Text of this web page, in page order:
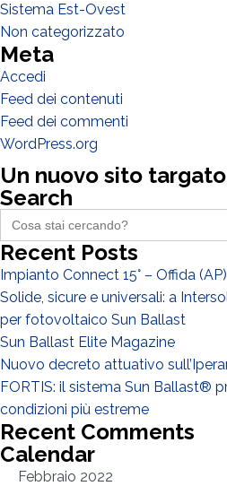
Sistema Est-Ovest
Non categorizzato
Meta
Accedi
Feed dei contenuti
Feed dei commenti
WordPress.org
Un nuovo sito
Search
Search
for:
Recent Posts
Impianto Connect 15° – Offida (AP)
Solide, sicure e universali: a
per fotovoltaico Sun Ballast
Sun Ballast Elite Magazine
Nuovo decreto attuativo
FORTIS: il sistema Sun Ballast®
condizioni più estreme
Recent Comments
Calendar
Febbraio 2022
Altro